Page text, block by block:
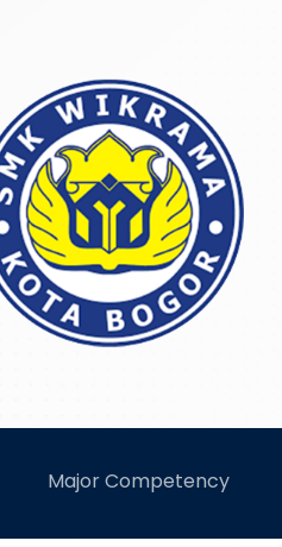
Major Competency